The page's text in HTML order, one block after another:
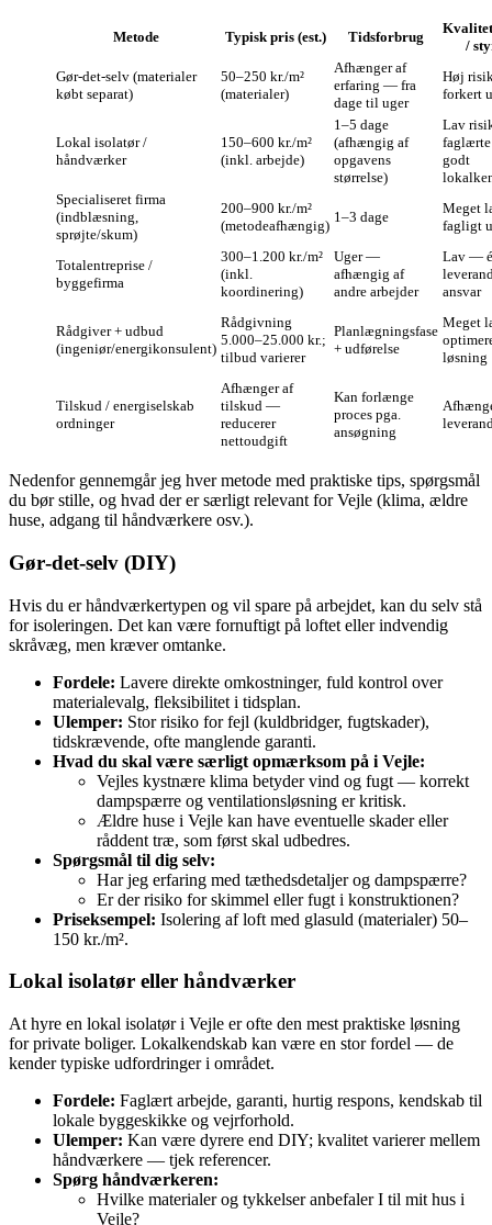
Metode Typisk pris (est.) Tidsforbrug
/
Gør‑det‑selv (materialer
købt separat)
50–250 kr./m²
(materialer)
Afhænger af
erfaring — fra
dage til uger
Høj
forkert
Lokal isolatør /
håndværker
150–600 kr./m²
(inkl. arbejde)
1–5 dage
(afhængig af
opgavens
størrelse)
Lav
godt
Specialiseret firma
(indblæsning,
sprøjte/skum)
200–900 kr./m²
(metodeafhængig)
1–3 dage
Meget
fagligt
Totalentreprise /
byggefirma
300–1.200 kr./m²
(inkl.
koordinering)
Uger —
afhængig af
andre arbejder
Lav —
ansvar
Rådgiver + udbud
(ingeniør/energikonsulent)
Rådgivning
5.000–25.000 kr.;
tilbud varierer
Planlægningsfase
+ udførelse
Meget
løsning
Tilskud / energiselskab
ordninger
Afhænger af
tilskud —
reducerer
nettoudgift
Kan forlænge
proces pga.
ansøgning
Nedenfor gennemgår jeg hver metode med praktiske tips, spørgsmål
du bør stille, og hvad der er særligt relevant for Vejle (klima, ældre
huse, adgang til håndværkere osv.).
Gør‑det‑selv (DIY)
Hvis du er håndværkertypen og vil spare på arbejdet, kan du selv stå
for isoleringen. Det kan være fornuftigt på loftet eller indvendig
skråvæg, men kræver omtanke.
Fordele: Lavere direkte omkostninger, fuld kontrol over
materialevalg, fleksibilitet i tidsplan.
Ulemper: Stor risiko for fejl (kuldbridger, fugtskader),
tidskrævende, ofte manglende garanti.
Hvad du skal være særligt opmærksom på i Vejle:
Vejles kystnære klima betyder vind og fugt — korrekt
dampspærre og ventilationsløsning er kritisk.
Ældre huse i Vejle kan have eventuelle skader eller
råddent træ, som først skal udbedres.
Spørgsmål til dig selv:
Har jeg erfaring med tæthedsdetaljer og dampspærre?
Er der risiko for skimmel eller fugt i konstruktionen?
Priseksempel: Isolering af loft med glasuld (materialer) 50–
150 kr./m².
Lokal isolatør eller håndværker
At hyre en lokal isolatør i Vejle er ofte den mest praktiske løsning
for private boliger. Lokalkendskab kan være en stor fordel — de
kender typiske udfordringer i området.
Fordele: Faglært arbejde, garanti, hurtig respons, kendskab til
lokale byggeskikke og vejrforhold.
Ulemper: Kan være dyrere end DIY; kvalitet varierer mellem
håndværkere — tjek referencer.
Spørg håndværkeren:
Hvilke materialer og tykkelser anbefaler I til mit hus i
Vejle?